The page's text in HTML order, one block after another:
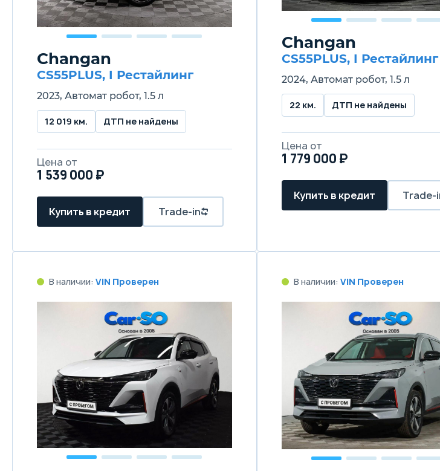
Changan
CS55PLUS, I Рестайлинг
2023, Автомат робот, 1.5 л
12 019 км. ДТП не найдены
Цена от
1 539 000 ₽
Купить в кредит Trade-in
Changan
CS55PLUS, I Рестайлинг
2024, Автомат робот, 1.5 л
22 км. ДТП не найдены
Цена от
1 779 000 ₽
Купить в кредит Trade-
В наличии: VIN Проверен В наличии: VIN Проверен